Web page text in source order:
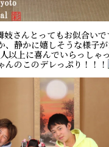
妓さんとってもお似合い
、静かに嬉しそうな様子が
以上に喜んでいらっしゃ
のこのデレっぷり！！！